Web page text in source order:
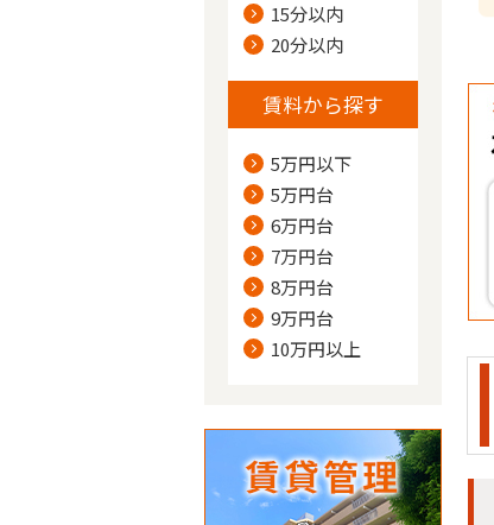
15分以内
20分以内
賃料から探す
5万円以下
5万円台
6万円台
7万円台
8万円台
9万円台
10万円以上